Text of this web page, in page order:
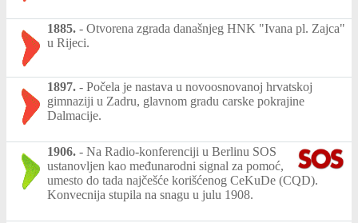
1885. - Otvorena zgrada današnjeg HNK "Ivana pl. Zajca"
u Rijeci.
1897. - Počela je nastava u novoosnovanoj hrvatskoj
gimnaziji u Zadru, glavnom gradu carske pokrajine
Dalmacije.
1906. - Na Radio-konferenciji u Berlinu SOS
ustanovljen kao međunarodni signal za pomoć,
umesto do tada najčešće korišćenog CeKuDe (CQD).
Konvecnija stupila na snagu u julu 1908.